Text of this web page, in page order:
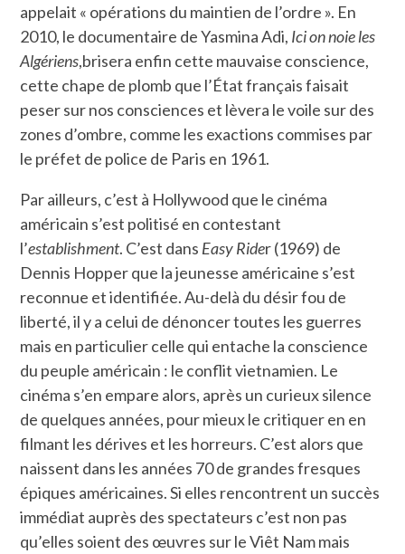
appelait « opérations du maintien de l’ordre ». En
2010, le documentaire de Yasmina Adi, Ici on noie les
Algériens,brisera enfin cette mauvaise conscience,
cette chape de plomb que l’État français faisait
peser sur nos consciences et lèvera le voile sur des
zones d’ombre, comme les exactions commises par
le préfet de police de Paris en 1961.
Par ailleurs, c’est à Hollywood que le cinéma
américain s’est politisé en contestant
l’establishment. C’est dans Easy Rider (1969) de
Dennis Hopper que la jeunesse américaine s’est
reconnue et identifiée. Au-delà du désir fou de
liberté, il y a celui de dénoncer toutes les guerres
mais en particulier celle qui entache la conscience
du peuple américain : le conflit vietnamien. Le
cinéma s’en empare alors, après un curieux silence
de quelques années, pour mieux le critiquer en en
filmant les dérives et les horreurs. C’est alors que
naissent dans les années 70 de grandes fresques
épiques américaines. Si elles rencontrent un succès
immédiat auprès des spectateurs c’est non pas
qu’elles soient des œuvres sur le Viêt Nam mais